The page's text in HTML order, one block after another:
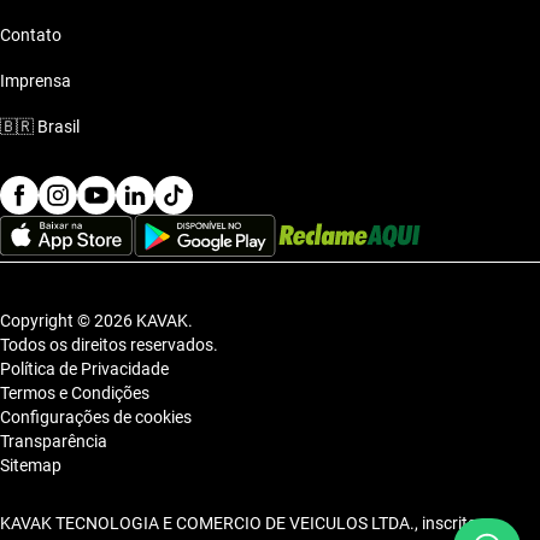
Contato
Imprensa
🇧🇷 Brasil
Copyright © 2026 KAVAK.
Todos os direitos reservados.
Política de Privacidade
Termos e Condições
Configurações de cookies
Transparência
Sitemap
KAVAK TECNOLOGIA E COMERCIO DE VEICULOS LTDA., inscrita no